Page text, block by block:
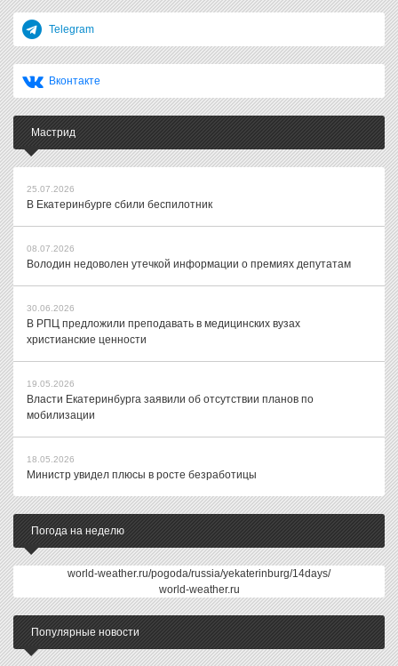
Telegram
Вконтакте
Мастрид
25.07.2026
В Екатеринбурге сбили беспилотник
08.07.2026
Володин недоволен утечкой информации о премиях депутатам
30.06.2026
В РПЦ предложили преподавать в медицинских вузах
христианские ценности
19.05.2026
Власти Екатеринбурга заявили об отсутствии планов по
мобилизации
18.05.2026
Министр увидел плюсы в росте безработицы
Погода на неделю
world-weather.ru/pogoda/russia/yekaterinburg/14days/
world-weather.ru
Популярные новости